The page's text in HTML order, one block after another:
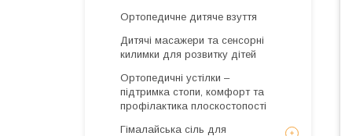
Ортопедичне дитяче взуття
Дитячі масажери та сенсорні
килимки для розвитку дітей
Ортопедичні устілки –
підтримка стопи, комфорт та
профілактика плоскостопості
Гімалайська сіль для